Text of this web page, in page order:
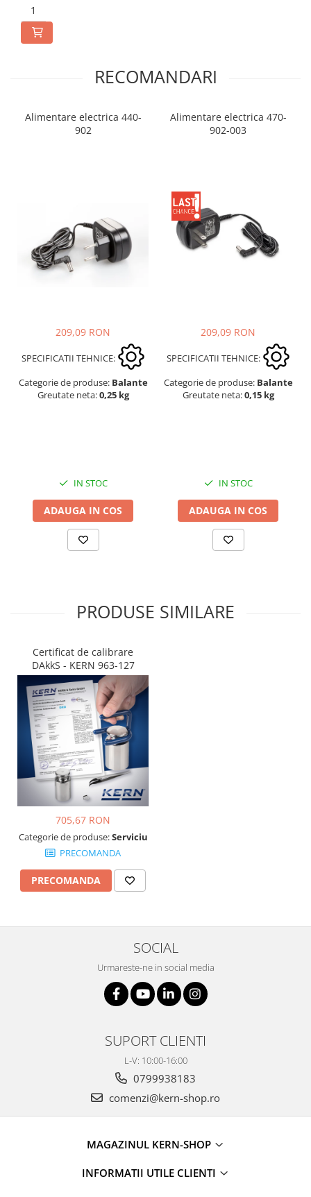
RECOMANDARI
Alimentare electrica 440-
902
209,09 RON
SPECIFICATII TEHNICE:
Categorie de produse: Balante
Greutate neta:0,25 kg
IN STOC
ADAUGA IN COS
Alimentare electrica 470-
902-003
209,09 RON
SPECIFICATII TEHNICE:
Categorie de produse: Balante
Greutate neta:0,15 kg
IN STOC
ADAUGA IN COS
PRODUSE SIMILARE
Certificat de calibrare
DAkkS - KERN 963-127
705,67 RON
Categorie de produse:Serviciu
PRECOMANDA
PRECOMANDA
SOCIAL
Urmareste-ne in social media
SUPORT CLIENTI
L-V: 10:00-16:00
0799938183
comenzi@kern-shop.ro
MAGAZINUL KERN-SHOP
INFORMATII UTILE CLIENTI